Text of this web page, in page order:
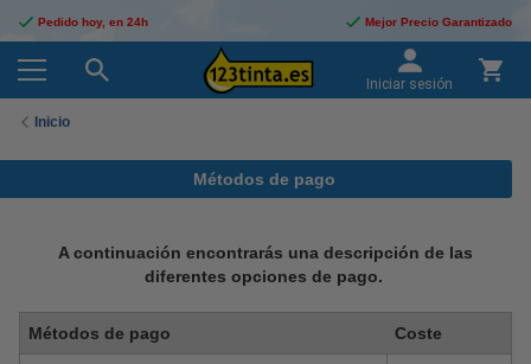
Pedido hoy, en 24h Mejor Precio Garantizado
Iniciar sesión
Inicio
Métodos de pago
A continuación encontrarás una descripción de las
diferentes opciones de pago.
Métodos de pago Coste